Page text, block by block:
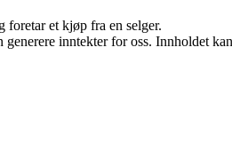
et kjøp fra en selger.
inntekter for oss. Innholdet